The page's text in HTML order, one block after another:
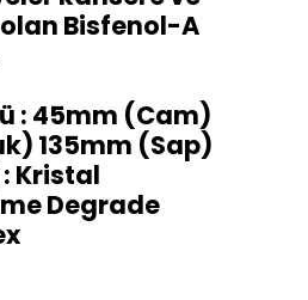
Bisfenol-A
: 45mm (Cam)
135mm (Sap)
Kristal
Degrade